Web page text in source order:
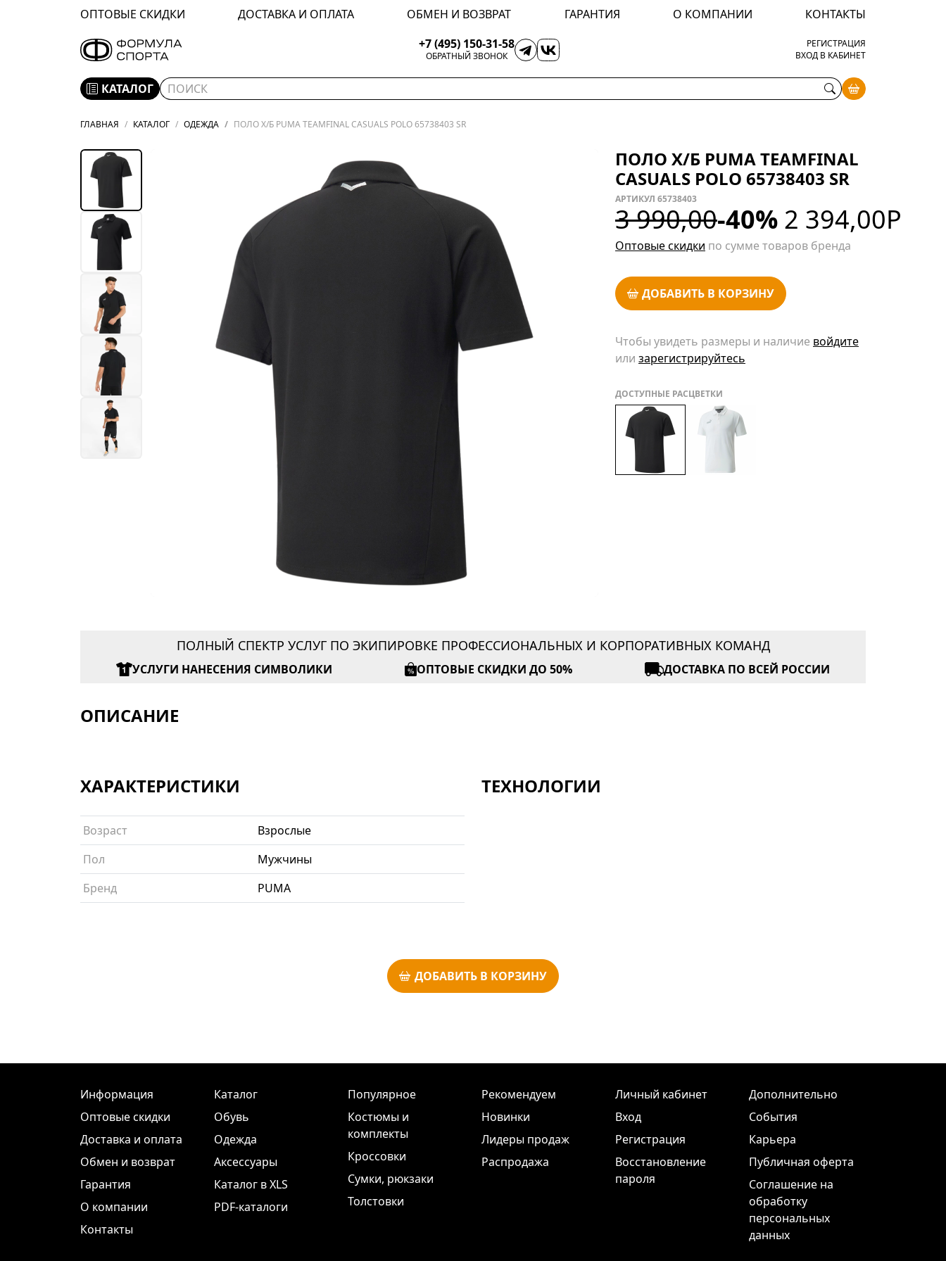
ОПТОВЫЕ СКИДКИ ДОСТАВКА И ОПЛАТА ОБМЕН И ВОЗВРАТ ГАРАНТИЯ О КОМПАНИИ
КОНТАКТЫ
+7 (495) 150-31-58
ОБРАТНЫЙ ЗВОНОК
РЕГИСТРАЦИЯ
ВХОД В КАБИНЕТ
КАТАЛОГ
ГЛАВНАЯ КАТАЛОГ ОДЕЖДА ПОЛО Х/Б PUMA TEAMFINAL CASUALS POLO 65738403 SR
ПОЛО Х/Б PUMA TEAMFINAL
CASUALS POLO 65738403 SR
АРТИКУЛ 65738403
3 990,00-40% 2 394,00Р
Оптовые скидки по сумме товаров бренда
ДОБАВИТЬ В КОРЗИНУ
Чтобы увидеть размеры и наличие войдите
или зарегистрируйтесь
ДОСТУПНЫЕ РАСЦВЕТКИ
ПОЛНЫЙ СПЕКТР УСЛУГ ПО ЭКИПИРОВКЕ ПРОФЕССИОНАЛЬНЫХ И КОРПОРАТИВНЫХ КОМАНД
УСЛУГИ НАНЕСЕНИЯ СИМВОЛИКИ ОПТОВЫЕ СКИДКИ ДО 50% ДОСТАВКА ПО ВСЕЙ РОССИИ
ОПИСАНИЕ
ХАРАКТЕРИСТИКИ
Возраст
Взрослые
Пол
Мужчины
Бренд
PUMA
ТЕХНОЛОГИИ
ДОБАВИТЬ В КОРЗИНУ
Информация
Оптовые скидки
Доставка и оплата
Обмен и возврат
Гарантия
О компании
Контакты
Каталог
Обувь
Одежда
Аксессуары
Каталог в XLS
PDF-каталоги
Популярное
Костюмы и
комплекты
Кроссовки
Сумки, рюкзаки
Толстовки
Рекомендуем
Новинки
Лидеры продаж
Распродажа
Личный кабинет
Вход
Регистрация
Восстановление
пароля
Дополнительно
События
Карьера
Публичная оферта
Соглашение на
обработку
персональных
данных